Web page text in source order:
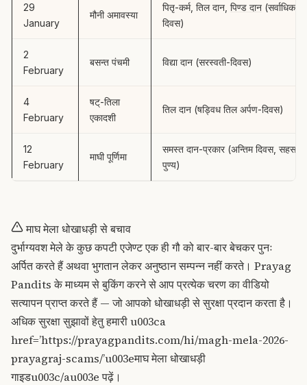
29
January
मौनी अमावस्या
पितृ-कर्म, तिल दान, पिण्ड दान (सर्वाधिक
दिवस)
2
February
बसन्त पंचमी विद्या दान (सरस्वती-दिवस)
4
February
षट्-तिला
एकादशी
तिल दान (षड्विध तिल अर्पण-दिवस)
12
February
माघी पूर्णिमा
समस्त दान-प्रकार (अन्तिम दिवस, सहस्र
पुण्य)
माघ मेला धोखाधड़ी से बचाव
दुर्भाग्यवश मेले के कुछ कपटी एजेण्ट एक ही गौ को बार-बार बेचकर पुनः
अर्पित करते हैं अथवा भुगतान लेकर अनुष्ठान सम्पन्न नहीं करते। Prayag
Pandits के माध्यम से बुकिंग करने से आप प्रत्येक चरण का वीडियो
सत्यापन प्राप्त करते हैं — जो आपको धोखाधड़ी से सुरक्षा प्रदान करता है।
अधिक सुरक्षा सुझावों हेतु हमारी u003ca
href=’https://prayagpandits.com/hi/magh-mela-2026-
prayagraj-scams/’u003eमाघ मेला धोखाधड़ी
गाइडu003c/au003e पढ़ें।